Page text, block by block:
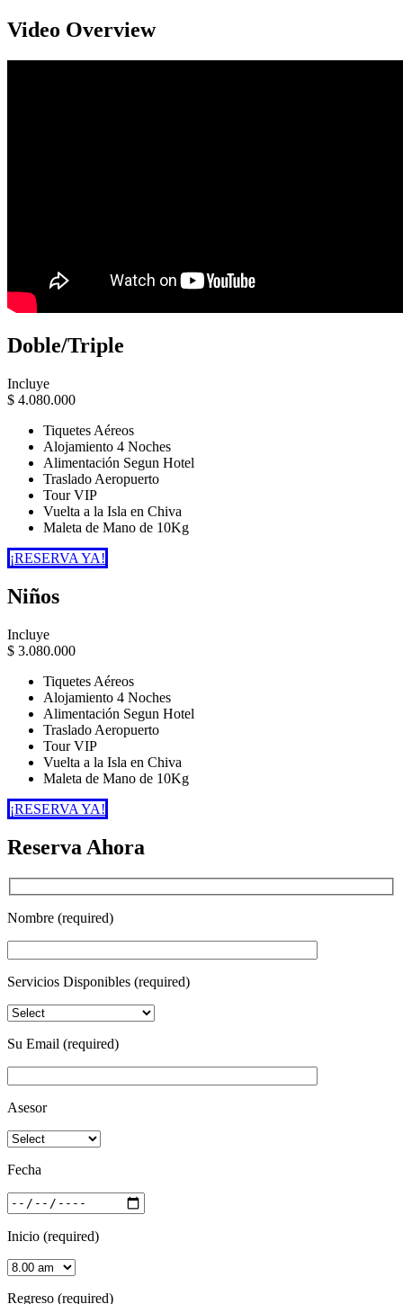
Video Overview
Doble/Triple
Incluye
$ 4.080.000
Tiquetes Aéreos
Alojamiento 4 Noches
Alimentación Segun Hotel
Traslado Aeropuerto
Tour VIP
Vuelta a la Isla en Chiva
Maleta de Mano de 10Kg
¡RESERVA YA!
Niños
Incluye
$ 3.080.000
Tiquetes Aéreos
Alojamiento 4 Noches
Alimentación Segun Hotel
Traslado Aeropuerto
Tour VIP
Vuelta a la Isla en Chiva
Maleta de Mano de 10Kg
¡RESERVA YA!
Reserva Ahora
Nombre (required)
Servicios Disponibles (required)
Su Email (required)
Asesor
Fecha
Inicio (required)
Regreso (required)